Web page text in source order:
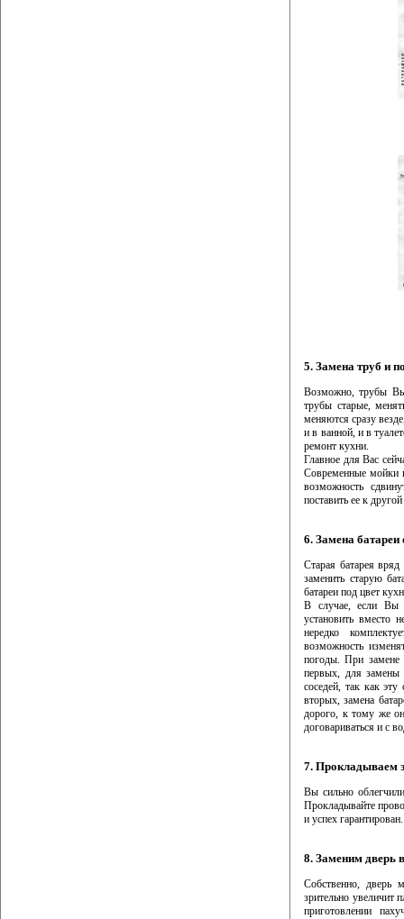
5. Замена труб и
Возможно, трубы
трубы старые,
меняются сразу
и в ванной, и в
ремонт кухни.
Главное для Вас
Современные мойки
возможность
поставить ее к
6. Замена батареи
Старая батарея
заменить старую
батареи под цвет
В случае, если Вы
установить вместо
нередко
возможность
погоды. При замене
первых, для замены
соседей, так как
вторых, замена
дорого, к тому же
договариваться и с
7. Прокладываем
Вы сильно
Прокладывайте
и успех гарантирован.
8. Заменим дверь
Собственно, дверь
зрительно
приготовлении